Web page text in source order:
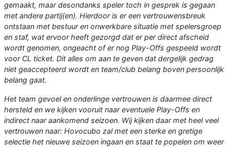
gemaakt, maar desondanks speler toch in gesprek is gegaan
met andere partij(en). Hierdoor is er een vertrouwensbreuk
ontstaan met bestuur en onwerkbare situatie met spelersgroep
en staf, wat ervoor heeft gezorgd dat er per direct afscheid
wordt genomen, ongeacht of er nog Play-Offs gespeeld wordt
voor CL ticket. Dit alles om aan te geven dat dergelijk gedrag
niet geaccepteerd wordt en team/club belang boven persoonlijk
belang gaat.
Het team gevoel en onderlinge vertrouwen is daarmee direct
hersteld en we kijken vooruit naar eventuele Play-Offs en
indirect naar aankomend seizoen. Wij kijken daar met heel veel
vertrouwen naar: Hovocubo zal met een sterke en gretige
selectie het nieuwe seizoen ingaan en staat te popelen om weer